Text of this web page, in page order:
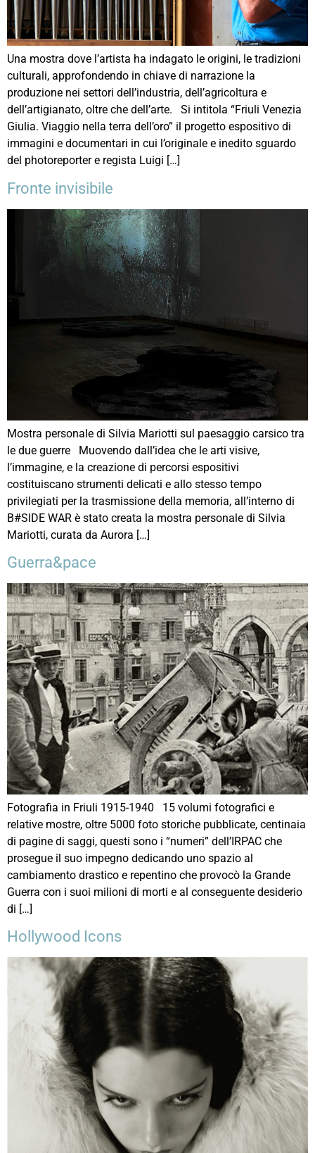
Una mostra dove l’artista ha indagato le origini, le tradizioni
culturali, approfondendo in chiave di narrazione la
produzione nei settori dell’industria, dell’agricoltura e
dell’artigianato, oltre che dell’arte. Si intitola “Friuli Venezia
Giulia. Viaggio nella terra dell’oro” il progetto espositivo di
immagini e documentari in cui l’originale e inedito sguardo
del photoreporter e regista Luigi […]
Fronte invisibile
Mostra personale di Silvia Mariotti sul paesaggio carsico tra
le due guerre Muovendo dall’idea che le arti visive,
l’immagine, e la creazione di percorsi espositivi
costituiscano strumenti delicati e allo stesso tempo
privilegiati per la trasmissione della memoria, all’interno di
B#SIDE WAR è stato creata la mostra personale di Silvia
Mariotti, curata da Aurora […]
Guerra&pace
Fotografia in Friuli 1915-1940 15 volumi fotografici e
relative mostre, oltre 5000 foto storiche pubblicate, centinaia
di pagine di saggi, questi sono i “numeri” dell’IRPAC che
prosegue il suo impegno dedicando uno spazio al
cambiamento drastico e repentino che provocò la Grande
Guerra con i suoi milioni di morti e al conseguente desiderio
di […]
Hollywood Icons